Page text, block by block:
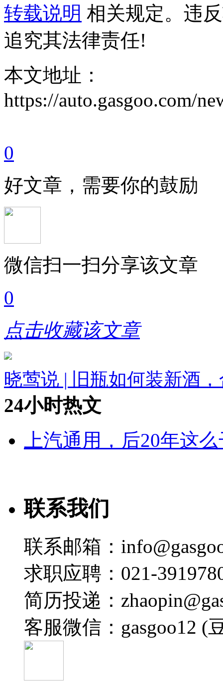
转载说明 相关规定。违
追究其法律责任!
本文地址：
https://auto.gasgoo.com/
0
好文章，需要你的鼓励
微信扫一扫分享该文章
0
点击收藏该文章
晓莺说 | 旧瓶如何装新酒
24小时热文
上汽通用，后20年这
联系我们
联系邮箱：
求职应聘：021-
简历投递：
客服微信：gasgoo12 (